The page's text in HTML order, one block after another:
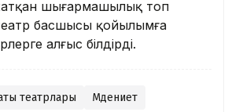
шығармашылық топ
басшысы қойылымға
алғыс білдірді.
театрлары Мәдениет